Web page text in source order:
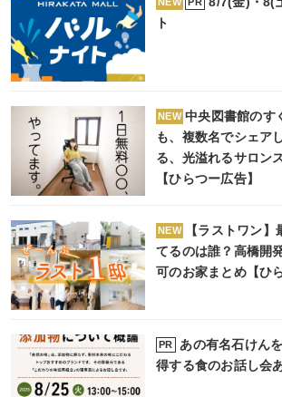
ト
NEW 中央図書館のす
も、複数名でシェア
る、光溢れるサロン
【ひらつー広告】
NEW
【ラストワン
てるのは誰？高橋開
可のお家まとめ【ひ
PR
あの有名石けん
得する食のお話し会